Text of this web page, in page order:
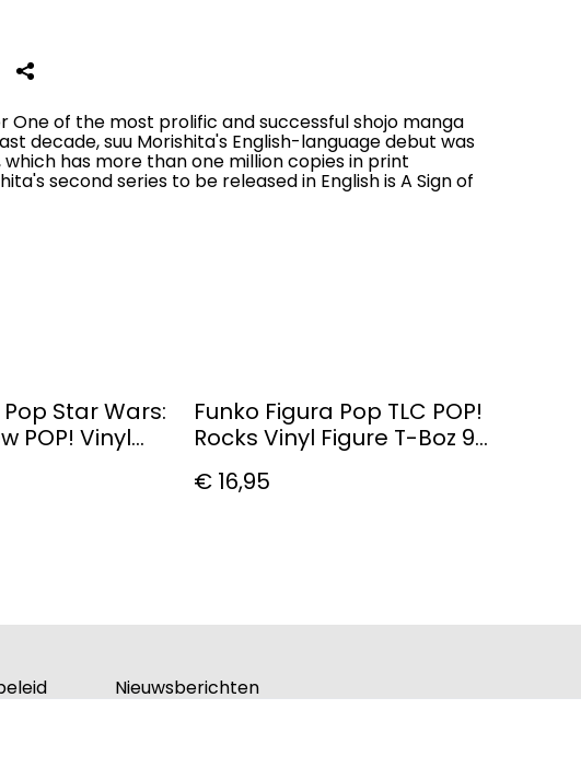
One of the most prolific and successful shojo manga
decade, suu Morishita's English-language debut was
has more than one million copies in print
second series to be released in English is A Sign of
Star Wars:
POP! Vinyl
Funko Figura Pop TLC POP!
Rocks Vinyl Figure T-Boz 9
€ 16,95
Nieuwsberichten